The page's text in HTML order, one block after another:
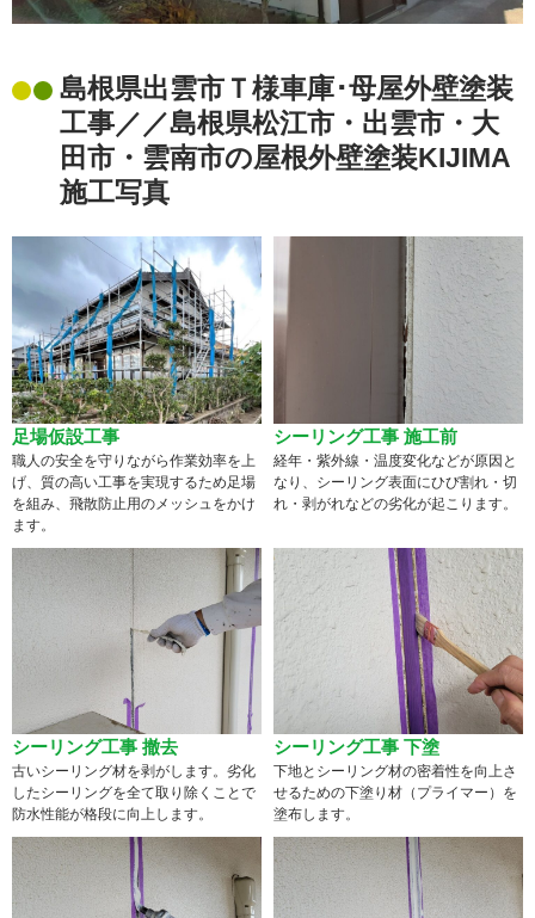
島根県出雲市Ｔ様車庫･母屋外壁塗装
工事／／島根県松江市・出雲市・大
田市・雲南市の屋根外壁塗装KIJIMA
施工写真
足場仮設工事
職人の安全を守りながら作業効率を上
げ、質の高い工事を実現するため足場
を組み、飛散防止用のメッシュをかけ
ます。
シーリング工事 施工前
経年・紫外線・温度変化などが原因と
なり、シーリング表面にひび割れ・切
れ・剥がれなどの劣化が起こります。
シーリング工事 撤去
古いシーリング材を剥がします。劣化
したシーリングを全て取り除くことで
防水性能が格段に向上します。
シーリング工事 下塗
下地とシーリング材の密着性を向上さ
せるための下塗り材（プライマー）を
塗布します。